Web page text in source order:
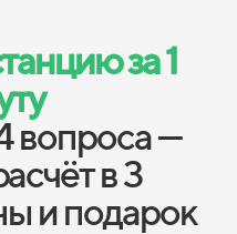
за 1
вопроса —
в 3
и подарок